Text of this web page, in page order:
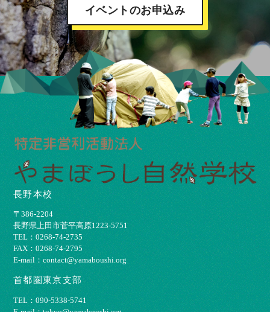
イベントのお申込み
長野本校
〒386-2204
⻑野県上⽥市菅平⾼原1223-5751
TEL：0268-74-2735
FAX：0268-74-2795
E-mail：contact@yamaboushi.org
首都圏東京支部
TEL：090-5338-5741